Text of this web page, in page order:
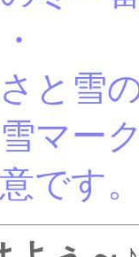
と雪
マー
です